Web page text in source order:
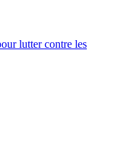
lutter contre les